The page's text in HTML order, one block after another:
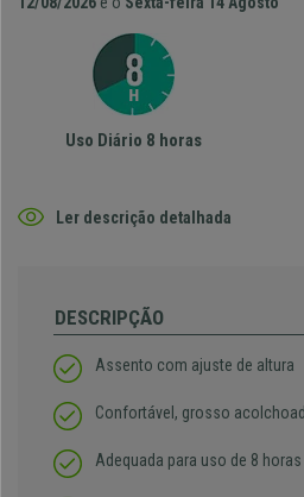
Uso Diário 8 horas
Ler descrição detalhada
DESCRIPÇÃO
Assento com ajuste de altura
Confortável, grosso
Adequada para uso de 8